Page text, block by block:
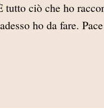
tutto ciò che ho
ho da fare.